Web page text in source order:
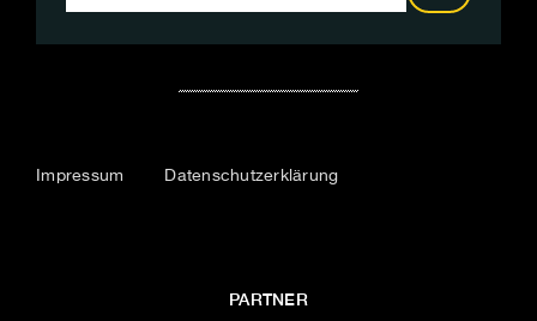
Impressum Datenschutzerklärung
PARTNER